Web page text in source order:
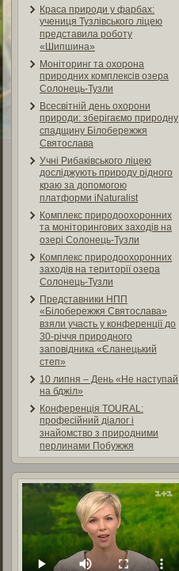
Краса природи у фарбах:
учениця Тузлівського ліцею
представила роботу
«Шипшина»
Моніторинг та охорона
природних комплексів озера
Солонець-Тузли
Всесвітній день охорони
природи: зберігаємо природну
спадщину Білобережжя
Святослава
Учні Рибаківського ліцею
досліджують природу рідного
краю за допомогою
платформи iNaturalist
Комплекс природоохоронних
та моніторингових заходів на
озері Солонець-Тузли
Комплекс природоохоронних
заходів на території озера
Солонець-Тузли
Представники НПП
«Білобережжя Святослава»
взяли участь у конференції до
30-річчя природного
заповідника «Єланецький
степ»
10 липня – День «Не наступай
на бджіл»
Конференція TOURAL:
професійний діалог і
знайомство з природними
перлинами Побужжя